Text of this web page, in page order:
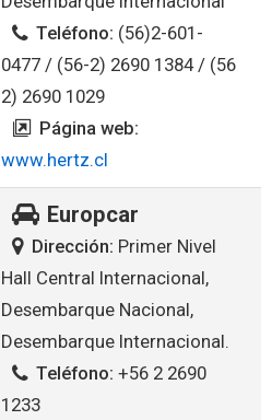
Teléfono: (56)2-601-
0477 / (56-2) 2690 1384 / (56
2) 2690 1029
Página web:
www.hertz.cl
Europcar
Dirección: Primer Nivel
Hall Central Internacional,
Desembarque Nacional,
Desembarque Internacional.
Teléfono: +56 2 2690
1233